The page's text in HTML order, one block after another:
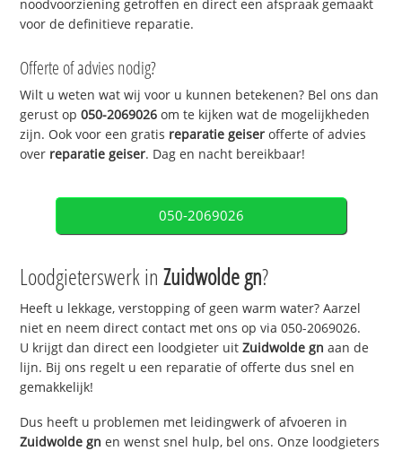
noodvoorziening getroffen en direct een afspraak gemaakt
voor de definitieve reparatie.
Offerte of advies nodig?
Wilt u weten wat wij voor u kunnen betekenen? Bel ons dan
gerust op050-2069026 om te kijken wat de mogelijkheden
zijn. Ook voor een gratis reparatie geiser offerte of advies
over reparatie geiser. Dag en nacht bereikbaar!
050-2069026
Loodgieterswerk inZuidwolde gn?
Heeft u lekkage, verstopping of geen warm water? Aarzel
niet en neem direct contact met ons op via 050-2069026.
U krijgt dan direct een loodgieter uitZuidwolde gn aan de
lijn. Bij ons regelt u een reparatie of offerte dus snel en
gemakkelijk!
Dus heeft u problemen met leidingwerk of afvoeren in
Zuidwolde gn en wenst snel hulp, bel ons. Onze loodgieters